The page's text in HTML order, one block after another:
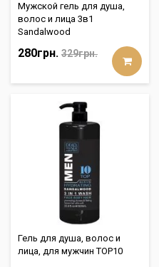
Мужской гель для душа,
волос и лица 3в1
Sandalwood
280грн. 329грн.
Гель для душа, волос и
лица, для мужчин ТОР10